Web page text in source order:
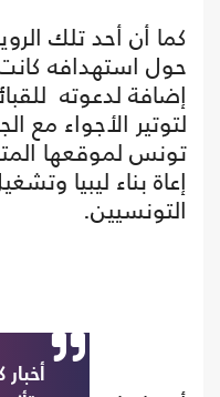
كما أن أحد تلك
حول استهدافه كانت
إضافة لدعوته
لتوتير الأجواء مع
تونس لموقعها
إعاة بناء ليبيا
التونسيين.